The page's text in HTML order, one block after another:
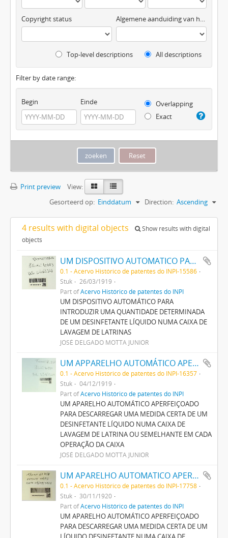
Copyright status Algemene aanduiding van het materiaal
Top-level descriptions All descriptions
Filter by date range:
Begin Einde
Overlapping
Exact
Print preview
View:
Gesorteerd op: Einddatum Direction: Ascending
4 results with digital objects
Show results with digital
objects
UM DISPOSITIVO AUTOMATICO PARA INTRODUZIR UMA QUANTIDADE DETERMINADA DE UM DESINFECTANTE LIQUIDO NUMA CAIXA DE LAVAGEM DE LATRINAS
0.1 - Acervo Histórico de patentes do INPI-15586
Stuk
26/03/1919
Part ofAcervo Histórico de patentes do INPI
UM DISPOSITIVO AUTOMÁTICO PARA
INTRODUZIR UMA QUANTIDADE DETERMINADA
DE UM DESINFETANTE LÍQUIDO NUMA CAIXA DE
LAVAGEM DE LATRINAS
JOSÉ DELGADO MOTTA JUNIOR
UM APPARELHO AUTOMÁTICO APERFEIÇOADO PARA DESCARREGAR UMA MEDIDA CERTA DE UM DESINFECTANTE LIQUIDO NUMA CAIXA DE LAVAGEM DE LATRINA OU SEMELHANTE EM CADA OPERAÇÃO DA CAIXA
0.1 - Acervo Histórico de patentes do INPI-16357
Stuk
04/12/1919
Part ofAcervo Histórico de patentes do INPI
UM APARELHO AUTOMÁTICO APERFEIÇOADO
PARA DESCARREGAR UMA MEDIDA CERTA DE UM
DESINFETANTE LÍQUIDO NUMA CAIXA DE
LAVAGEM DE LATRINA OU SEMELHANTE EM CADA
OPERAÇÃO DA CAIXA
JOSÉ DELGADO MOTTA JUNIOR
UM APARELHO AUTOMATICO APERFEIÇOADO PARA DESCARREGAR UMA MEDIDA CERTA DE UM LIQUIDO DESINFECTANTE NUMA CAIXA DE LAVAGEM DE LATRINA OU SEMELHANTE
0.1 - Acervo Histórico de patentes do INPI-17758
Stuk
30/11/1920
Part ofAcervo Histórico de patentes do INPI
UM APARELHO AUTOMÁTICO APERFEIÇOADO
PARA DESCARREGAR UMA MEDIDA CERTA DE UM